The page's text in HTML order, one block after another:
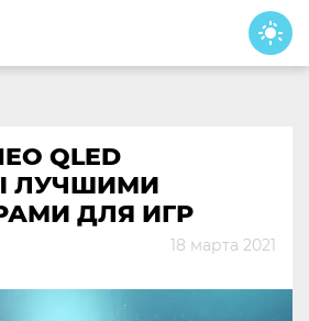
QLED
ЛУЧШИМИ
ДЛЯ ИГР
18 марта 2021